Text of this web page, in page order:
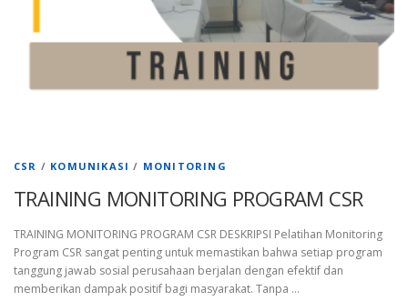
CSR / KOMUNIKASI / MONITORING
TRAINING MONITORING PROGRAM CSR
TRAINING MONITORING PROGRAM CSR DESKRIPSI Pelatihan Monitoring
Program CSR sangat penting untuk memastikan bahwa setiap program
tanggung jawab sosial perusahaan berjalan dengan efektif dan
memberikan dampak positif bagi masyarakat. Tanpa …